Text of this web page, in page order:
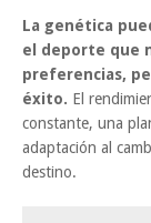
La genética
el deporte que
preferencias,
éxito. El
constante, una
adaptación al
destino.